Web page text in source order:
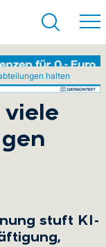
halten
stuft KI-